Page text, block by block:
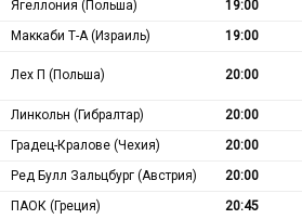
Ягеллония (Польша)
19:00
Маккаби Т-А (Израиль)
19:00
Лех П (Польша) 20:00
Линкольн (Гибралтар)
20:00
Градец-Кралове (Чехия)
20:00
Ред Булл Зальцбург (Австрия)
20:00
ПАОК (Греция)
20:45